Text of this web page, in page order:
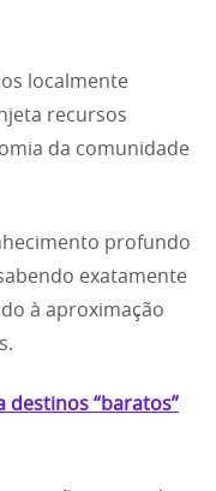
localmente
recursos
da comunidade
profundo
exatamente
à aproximação
destinos “baratos”